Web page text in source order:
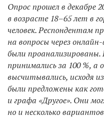
Опрос прошел в декабре
в возрасте 18–65 лет в
человек. Респондентам
на вопросы через
были проанализированы.
принимались за 100 %, а
высчитывались, исходя
были предложены как
и графа «Другое». Они
но и несколько